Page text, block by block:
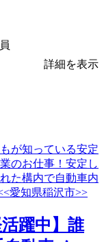
詳細を表示
活躍中】誰